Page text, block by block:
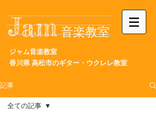
Jam 音楽教室
ジャム音楽教室
香川県 高松市のギター・ウクレレ教室
記事
全ての記事